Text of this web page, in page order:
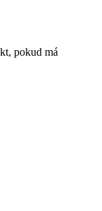
pokud má